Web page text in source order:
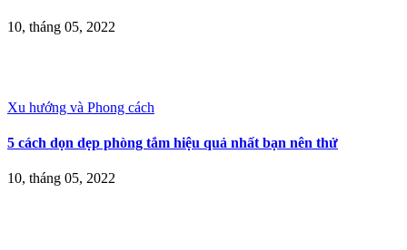
10, tháng 05, 2022
Xu hướng và Phong cách
5 cách dọn dẹp phòng tắm hiệu quả nhất bạn nên thử
10, tháng 05, 2022